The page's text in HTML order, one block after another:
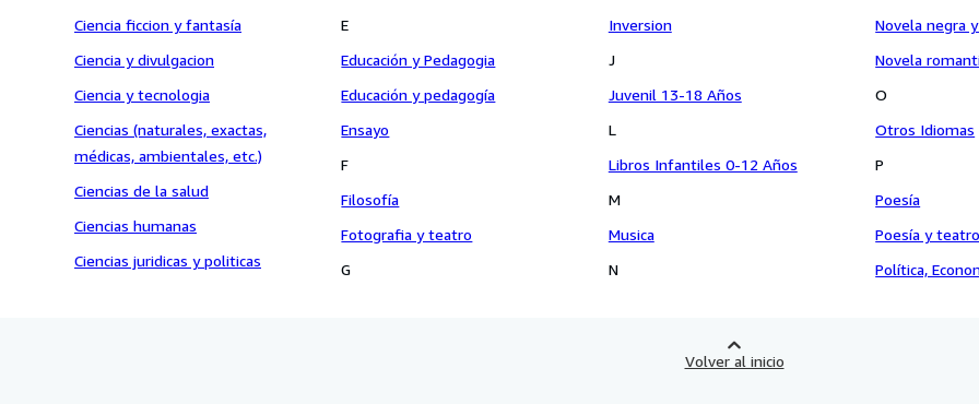
Ciencia ficcion y fantasía
Ciencia y divulgacion
Ciencia y tecnologia
Ciencias (naturales, exactas,
médicas, ambientales, etc.)
Ciencias de la salud
Ciencias humanas
Ciencias juridicas y politicas
E
Educación y Pedagogia
Educación y pedagogía
Ensayo
F
Filosofía
Fotografia y teatro
G
Inversion
J
Juvenil 13-18 Años
L
Libros Infantiles 0-12 Años
M
Musica
N
Novela negra
Novela
O
Otros Idiomas
P
Poesía
Poesía y teatro
Política,
Volver al inicio